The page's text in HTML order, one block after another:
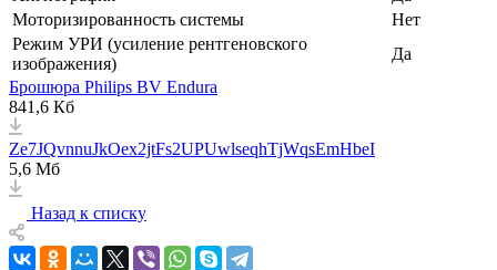
Моторизированность системы
Нет
Режим УРИ (усиление рентгеновского
изображения)
Да
Брошюра Philips BV Endura
841,6 Кб
Ze7JQvnnuJkOex2jtFs2UPUwlseqhTjWqsEmHbeI
5,6 Мб
Назад к списку